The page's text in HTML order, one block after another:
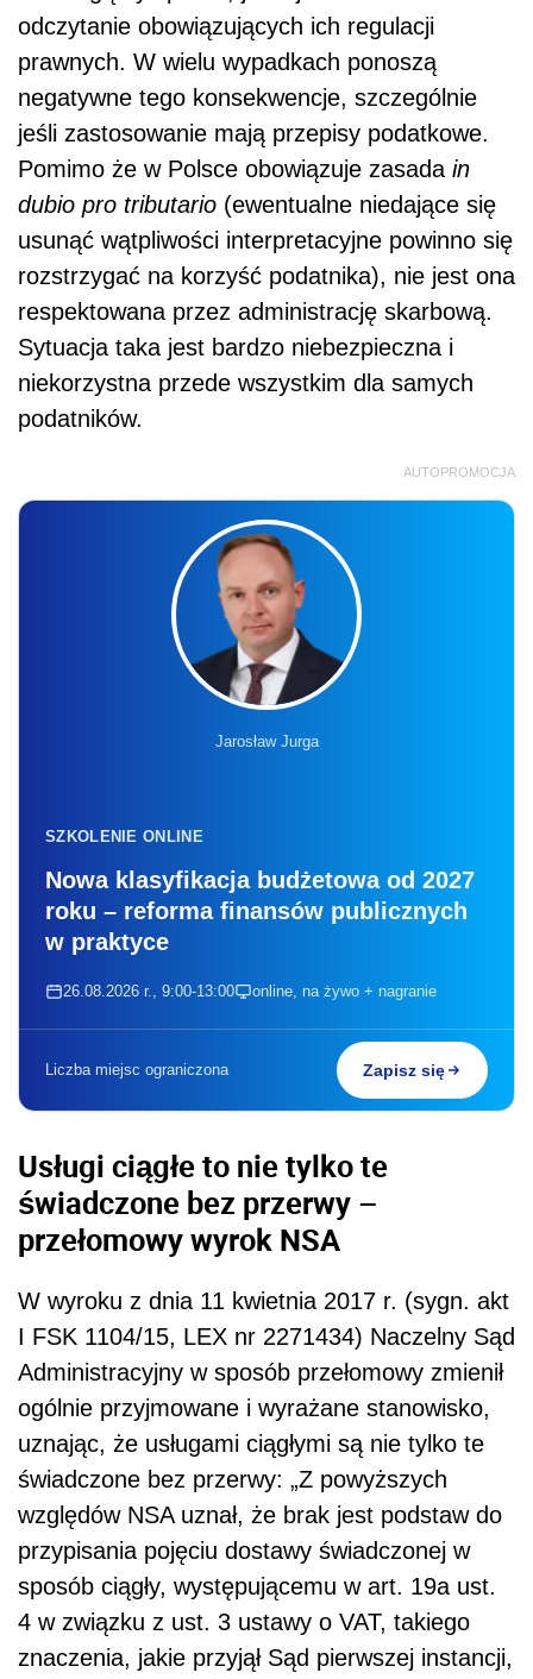
odczytanie obowiązujących ich regulacji
prawnych. W wielu wypadkach ponoszą
negatywne tego konsekwencje, szczególnie
jeśli zastosowanie mają przepisy podatkowe.
Pomimo że w Polsce obowiązuje zasada in
dubio pro tributario (ewentualne niedające się
usunąć wątpliwości interpretacyjne powinno się
rozstrzygać na korzyść podatnika), nie jest ona
respektowana przez administrację skarbową.
Sytuacja taka jest bardzo niebezpieczna i
niekorzystna przede wszystkim dla samych
podatników.
AUTOPROMOCJA
Jarosław Jurga
SZKOLENIE ONLINE
Nowa klasyfikacja budżetowa od 2027
roku – reforma finansów publicznych
w praktyce
26.08.2026 r., 9:00-13:00 online, na żywo + nagranie
Liczba miejsc ograniczona Zapisz się
Usługi ciągłe to nie tylko te
świadczone bez przerwy –
przełomowy wyrok NSA
W wyroku z dnia 11 kwietnia 2017 r. (sygn. akt
I FSK 1104/15, LEX nr 2271434) Naczelny Sąd
Administracyjny w sposób przełomowy zmienił
ogólnie przyjmowane i wyrażane stanowisko,
uznając, że usługami ciągłymi są nie tylko te
świadczone bez przerwy: „Z powyższych
względów NSA uznał, że brak jest podstaw do
przypisania pojęciu dostawy świadczonej w
sposób ciągły, występującemu w art. 19a ust.
4 w związku z ust. 3 ustawy o VAT, takiego
znaczenia, jakie przyjął Sąd pierwszej instancji,